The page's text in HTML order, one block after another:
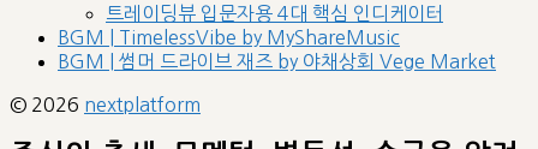
트레이딩뷰 입문자용 4대 핵심 인디케이터
BGM | TimelessVibe by MyShareMusic
BGM | 썸머 드라이브 재즈 by 야채상회 Vege Market
© 2026 nextplatform